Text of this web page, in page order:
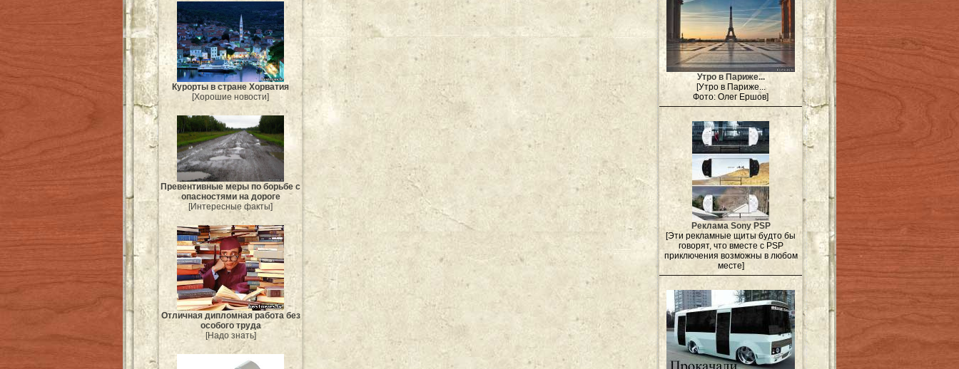
Курорты в стране Хорватия
[Хорошие новости]
Превентивные меры по борьбе с
опасностями на дороге
[Интересные факты]
Отличная дипломная работа без
особого труда
[Надо знать]
Утро в Париже...
[Утро в Париже...
Фото: Олег Ершов]
Реклама Sony PSP
[Эти рекламные щиты будто бы
говорят, что вместе с PSP
приключения возможны в любом
месте]